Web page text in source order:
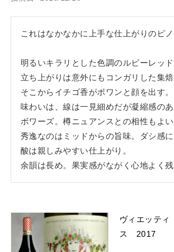
これはなかなかに上手な仕上がりのピノ
明るいキラリとした色調のルビーレッド
立ち上がりは意外にもコンガリした集焙
そこからイチゴ香がポワンと顔を出す。
味わいは、線は一見細めだが凝縮感の
ボワーズ。樽ニュアンスとの相性もよい
秀逸なのはミッドからの旨味。ダシ感に
酸は親しみやすい仕上がり。
余韻は長め。果実感がながく心地よく残
ヴィエッテ
ス 2017